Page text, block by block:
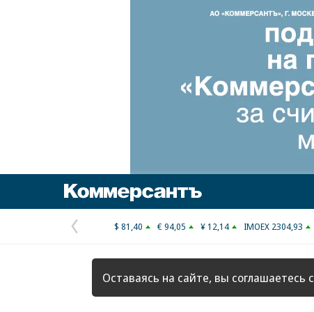
Предыдущая
страница
$ 81,40 € 94,05 ¥ 12,14 IMOEX 2304,93
Оставаясь на сайте, вы соглашаетесь с